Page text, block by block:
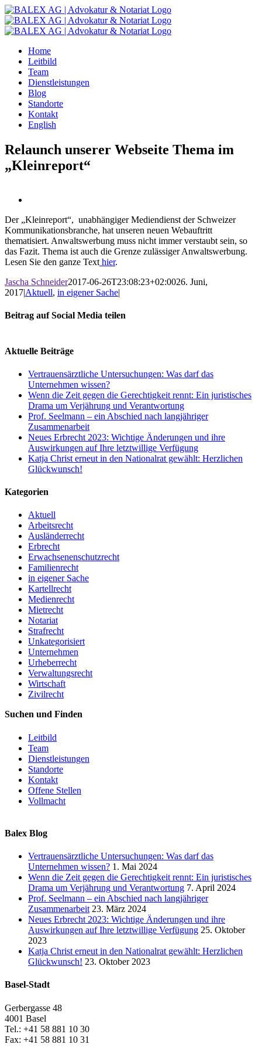
Zum
Inhalt
springen
Home
Leitbild
Team
Dienstleistungen
Blog
Standorte
Kontakt
English
Relaunch unserer Webseite Thema im
„Kleinreport“
Der „Kleinreport“, unabhängiger Mediendienst der Schweizer
Kommunikationsbranche, hat unseren neuen Webauftritt
thematisiert. Anwaltswerbung muss nicht immer verstaubt sein, so
das Fazit. Thema ist auch die Grenze zulässiger Anwaltswerbung.
Lesen Sie den ganze Text hier.
Jascha Schneider2017-06-26T23:08:23+02:0026. Juni,
2017|Aktuell, in eigener Sache|
Beitrag auf Social Media teilen
Mail
Aktuelle Beiträge
Vertrauensärztliche Untersuchungen: Was darf das
Unternehmen wissen?
Wenn die Zeit gegen die Gerechtigkeit rennt: Ein juristisches
Drama um Verjährung und Verantwortung
Prof. Seelmann – ein Abschied nach langjähriger
Zusammenarbeit
Neues Erbrecht 2023: Wichtige Änderungen und ihre
Auswirkungen auf Ihre letztwillige Verfügung
Katja Christ erneut in den Nationalrat gewählt: Herzlichen
Glückwunsch!
Kategorien
Aktuell
Arbeitsrecht
Ausländerrecht
Erbrecht
Erwachsenenschutzrecht
Familienrecht
in eigener Sache
Kartellrecht
Medienrecht
Mietrecht
Notariat
Strafrecht
Unkategorisiert
Unternehmen
Urheberrecht
Verwaltungsrecht
Wirtschaft
Zivilrecht
Suchen und Finden
Leitbild
Team
Dienstleistungen
Standorte
Kontakt
Offene Stellen
Vollmacht
Balex Blog
Vertrauensärztliche Untersuchungen: Was darf das
Unternehmen wissen? 1. Mai 2024
Wenn die Zeit gegen die Gerechtigkeit rennt: Ein juristisches
Drama um Verjährung und Verantwortung 7. April 2024
Prof. Seelmann – ein Abschied nach langjähriger
Zusammenarbeit 23. März 2024
Neues Erbrecht 2023: Wichtige Änderungen und ihre
Auswirkungen auf Ihre letztwillige Verfügung 25. Oktober
2023
Katja Christ erneut in den Nationalrat gewählt: Herzlichen
Glückwunsch! 23. Oktober 2023
Basel-Stadt
Gerbergasse 48
4001 Basel
Tel.: +41 58 881 10 30
Fax: +41 58 881 10 31